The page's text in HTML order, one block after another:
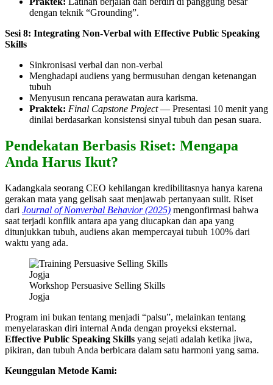
dengan teknik “Grounding”.
Sesi 8: Integrating Non-Verbal with Effective Public Speaking
Skills
Sinkronisasi verbal dan non-verbal
Menghadapi audiens yang bermusuhan dengan ketenangan
tubuh
Menyusun rencana perawatan aura karisma.
Praktek: Final Capstone Project— Presentasi 10 menit yang
dinilai berdasarkan konsistensi sinyal tubuh dan pesan suara.
Pendekatan Berbasis Riset: Mengapa
Anda Harus Ikut?
Kadangkala seorang CEO kehilangan kredibilitasnya hanya karena
gerakan mata yang gelisah saat menjawab pertanyaan sulit. Riset
dari Journal of Nonverbal Behavior (2025) mengonfirmasi bahwa
saat terjadi konflik antara apa yang diucapkan dan apa yang
ditunjukkan tubuh, audiens akan mempercayai tubuh 100% dari
waktu yang ada.
Workshop Persuasive Selling Skills
Jogja
Program ini bukan tentang menjadi “palsu”, melainkan tentang
menyelaraskan diri internal Anda dengan proyeksi eksternal.
Effective Public Speaking Skills yang sejati adalah ketika jiwa,
pikiran, dan tubuh Anda berbicara dalam satu harmoni yang sama.
Keunggulan Metode Kami: